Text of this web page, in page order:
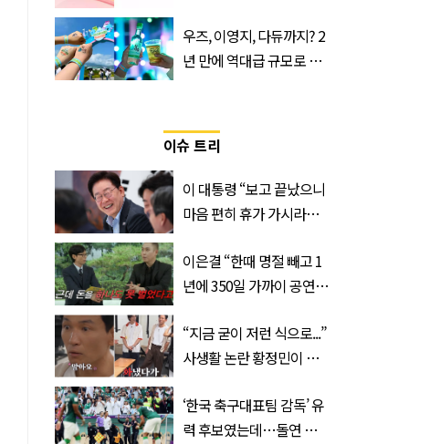
우즈, 이영지, 다듀까지? 2
년 만에 역대급 규모로 돌
이슈 트리
이 대통령 “보고 끝났으니
마음 편히 휴가 가시라…
이은결 “한때 명절 빼고 1
년에 350일 가까이 공연했
(이유)
“지금 굳이 저런 식으로...”
사생활 논란 황정민이 곧
‘한국 축구대표팀 감독’ 유
력 후보였는데…돌연 코